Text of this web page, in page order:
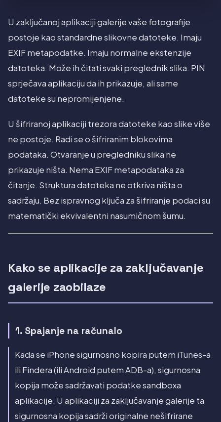
U zaključanoj aplikaciji galerije vaše fotografije
postoje kao standardne slikovne datoteke. Imaju
EXIF metapodatke. Imaju normalne ekstenzije
datoteka. Može ih čitati svaki preglednik slika. PIN
sprječava aplikaciju da ih prikazuje, ali same
datoteke su nepromijenjene.
U šifriranoj aplikaciji trezora datoteke kao slike više
ne postoje. Radi se o šifriranim blokovima
podataka. Otvaranje u pregledniku slika ne
prikazuje ništa. Nema EXIF metapodataka za
čitanje. Struktura datoteka ne otkriva ništa o
sadržaju. Bez ispravnog ključa za šifriranje podaci su
matematički ekvivalentni nasumičnom šumu.
Kako se aplikacije za zaključavanje
galerije zaobilaze
1. Spajanje na računalo
Kada se iPhone sigurnosno kopira putem iTunes-a
ili Findera (ili Android putem ADB-a), sigurnosna
kopija može sadržavati podatke sandboxa
aplikacije. U aplikaciji za zaključavanje galerije ta
sigurnosna kopija sadrži originalne nešifrirane